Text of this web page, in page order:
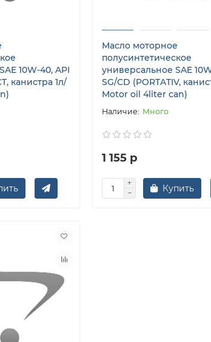
10W-40, API
канистра 1л/
Масло моторное
полусинтетическое
универсальное SAE
SG/CD (PORTATIV,
Motor oil 4liter can)
Много
1 155 р
Купить